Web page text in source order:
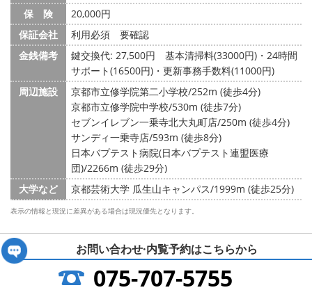
保 険
20,000円
保証会社
利用必須 要確認
金銭備考
鍵交換代: 27,500円
基本清掃料(33000円)・24時間
サポート(16500円)・更新事務手数料(11000円)
周辺施設
京都市立修学院第二小学校/252m (徒歩4分)
京都市立修学院中学校/530m (徒歩7分)
セブンイレブン一乗寺北大丸町店/250m (徒歩4分)
サンディ一乗寺店/593m (徒歩8分)
日本バプテスト病院(日本バプテスト連盟医療
団)/2266m (徒歩29分)
大学など
京都芸術大学 瓜生山キャンパス/1999m (徒歩25分)
表示の情報と現況に差異がある場合は現況優先となります。
お問い合わせ·内覧予約はこちらから
075-707-5755